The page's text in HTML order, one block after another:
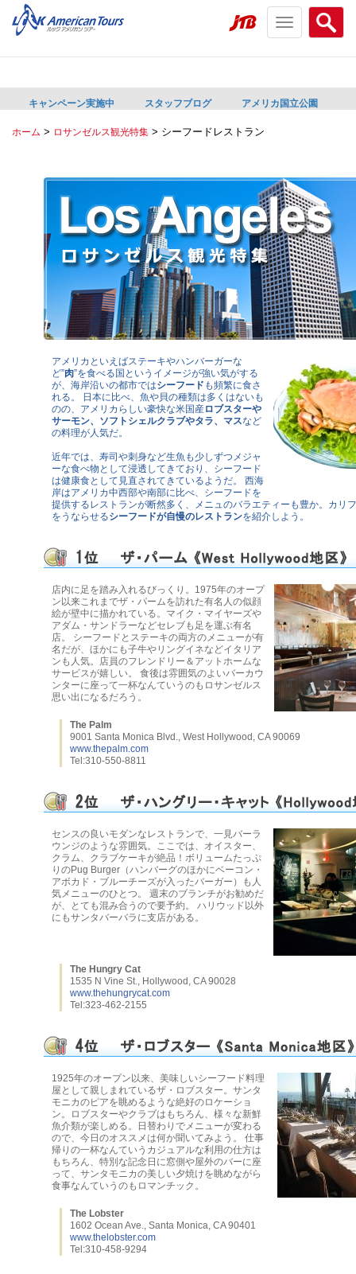
Search
menu
Toggle
navigation
キャンペーン実施中 スタッフブログ アメリカ国立公園
ホーム > ロサンゼルス観光特集 > シーフードレストラン
アメリカといえばステーキやハンバーガーな
ど”肉”を食べる国というイメージが強い気がする
が、海岸沿いの都市ではシーフード も頻繁に食さ
れる。 日本に比べ、魚や貝の種類は多くはないも
のの、アメリカらしい豪快な米国産ロブスターや
サーモン、ソフトシェルクラブやタラ、マスなど
の料理が人気だ。
近年では、寿司や刺身など生魚も少しずつメジャ
ーな食べ物として浸透してきており、シーフード
は健康食として見直されてきているようだ。 西海
岸はアメリカ中西部や南部に比べ、シーフードを
提供するレストランが断然多く、メニュのバラエティーも豊か。カリ
をうならせるシーフードが自慢のレストランを紹介しよう。
店内に足を踏み入れるびっくり。1975年のオープ
ン以来これまでザ・パームを訪れた有名人の似顔
絵が壁中に描かれている。マイク・マイヤーズや
アダム・サンドラーなどセレブも足を運ぶ有名
店。 シーフードとステーキの両方のメニューが有
名だが、ほかにも子牛やリングイネなどイタリア
ンも人気。店員のフレンドリー＆アットホームな
サービスが嬉しい。 食後は雰囲気のよいバーカウ
ンターに座って一杯なんていうのもロサンゼルス
思い出になるだろう。
The Palm
9001 Santa Monica Blvd., West Hollywood, CA 90069
www.thepalm.com
Tel:310-550-8811
センスの良いモダンなレストランで、一見バーラ
ウンジのような雰囲気。ここでは、オイスター、
クラム、クラブケーキが絶品！ボリュームたっぷ
りのPug Burger（ハンバーグのほかにベーコン・
アボカド・ブルーチーズが入ったバーガー）も人
気メニューのひとつ。 週末のブランチがお勧めだ
が、とても混み合うので要予約。 ハリウッド以外
にもサンタバーバラに支店がある。
The Hungry Cat
1535 N Vine St., Hollywood, CA 90028
www.thehungrycat.com
Tel:323-462-2155
1925年のオープン以来、美味しいシーフード料理
屋として親しまれているザ・ロブスター。サンタ
モニカのピアを眺めるような絶好のロケーショ
ン。ロブスターやクラブはもちろん、様々な新鮮
魚介類が楽しめる。日替わりでメニューが変わる
ので、今日のオススメは何か聞いてみよう。 仕事
帰りの一杯なんていうカジュアルな利用の仕方は
もちろん、特別な記念日に窓側や屋外のバーに座
って、サンタモニカの美しい夕焼けを眺めながら
食事なんていうのもロマンチック。
The Lobster
1602 Ocean Ave., Santa Monica, CA 90401
www.thelobster.com
Tel:310-458-9294